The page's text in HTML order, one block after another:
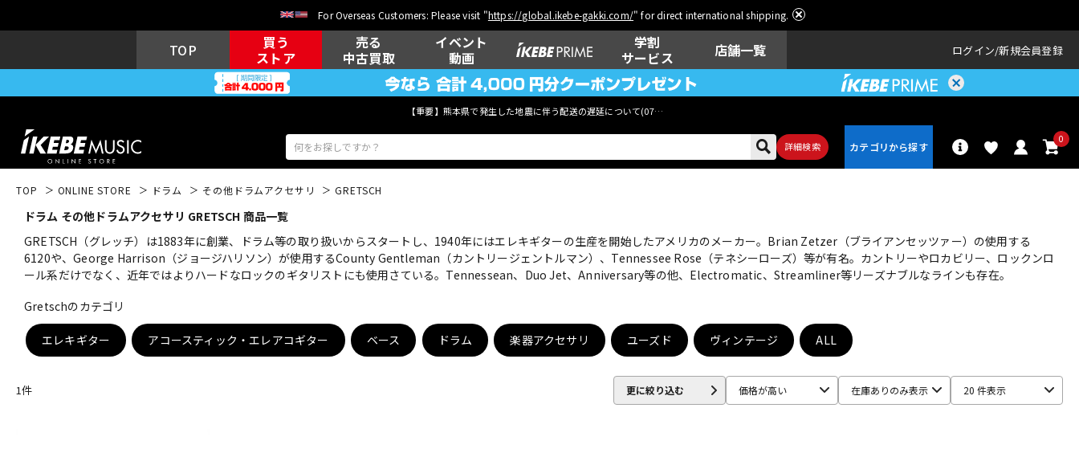
For Overseas Customers: Please visit "https://global.ikebe-gakki.com/" for direct international shipping.
TOP
買う
ストア
売る
中古買取
イベント
動画
学割
サービス
店舗一覧 ログイン 新規会員登録
【重要】熊本県で発生した地震に伴う配送の遅延について(07月29日
詳細検索
0
エレキギター アコギ/エレ
アコ ン
キーボード
グ機器 機器 リ
TOP ONLINE STORE ドラム その他ドラムアクセサリ GRETSCH
ドラム その他ドラムアクセサリ GRETSCH 商品一覧
GRETSCH（グレッチ）は1883年に創業、ドラム等の取り扱いからスタートし、1940年にはエレキギターの生産を開始したアメリカのメーカー。Brian Zetzer（ブライアンセッツァー）の使用する
6120や、George Harrison（ジョージハリソン）が使用するCounty Gentleman（カントリージェントルマン）、Tennessee Rose（テネシーローズ）等が有名。カントリーやロカビリー、ロックンロ
ール系だけでなく、近年ではよりハードなロックのギタリストにも使用さている。Tennessean、Duo Jet、Anniversary等の他、Electromatic、Streamliner等リーズナブルなラインも存在。
Gretschのカテゴリ
エレキギター アコースティック・エレアコギター ベース ドラム 楽器アクセサリ ユーズド ヴィンテージ ALL
1件 更に絞り込む 価格が高い 在庫ありのみ表示 20 件表示